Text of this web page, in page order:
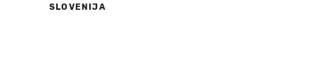
SLOVENIJA